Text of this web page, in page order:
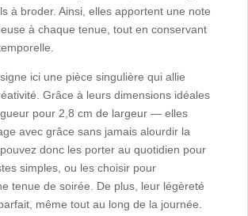
à broder. Ainsi, elles apportent une note
à chaque tenue, tout en conservant
ici une pièce singulière qui allie
Grâce à leurs dimensions idéales
pour 2,8 cm de largeur — elles
avec grâce sans jamais alourdir la
donc les porter au quotidien pour
simples, ou les choisir pour
tenue de soirée. De plus, leur légèreté
même tout au long de la journée.